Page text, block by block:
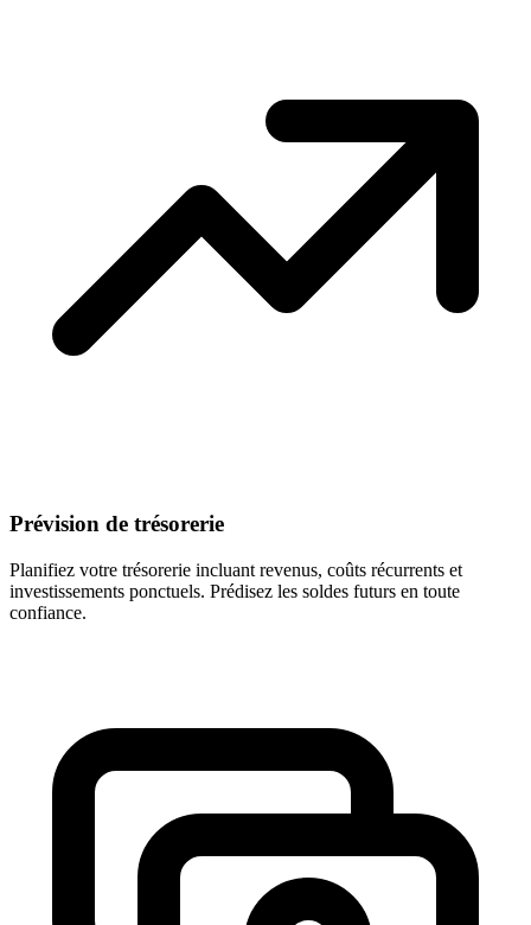
Prévision de trésorerie
Planifiez votre trésorerie incluant revenus, coûts récurrents et
investissements ponctuels. Prédisez les soldes futurs en toute
confiance.